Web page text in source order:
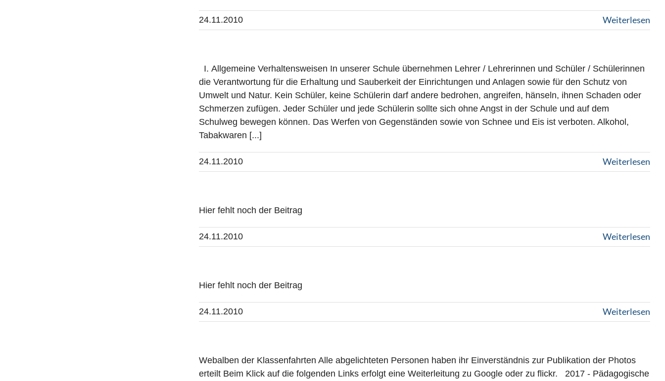
24.11.2010 Weiterlesen
I. Allgemeine Verhaltensweisen In unserer Schule übernehmen Lehrer / Lehrerinnen und Schüler / Schülerinnen
die Verantwortung für die Erhaltung und Sauberkeit der Einrichtungen und Anlagen sowie für den Schutz von
Umwelt und Natur. Kein Schüler, keine Schülerin darf andere bedrohen, angreifen, hänseln, ihnen Schaden oder
Schmerzen zufügen. Jeder Schüler und jede Schülerin sollte sich ohne Angst in der Schule und auf dem
Schulweg bewegen können. Das Werfen von Gegenständen sowie von Schnee und Eis ist verboten. Alkohol,
Tabakwaren [...]
24.11.2010 Weiterlesen
Hier fehlt noch der Beitrag
24.11.2010 Weiterlesen
Hier fehlt noch der Beitrag
24.11.2010 Weiterlesen
Webalben der Klassenfahrten Alle abgelichteten Personen haben ihr Einverständnis zur Publikation der Photos
erteilt Beim Klick auf die folgenden Links erfolgt eine Weiterleitung zu Google oder zu flickr. 2017 - Pädagogische